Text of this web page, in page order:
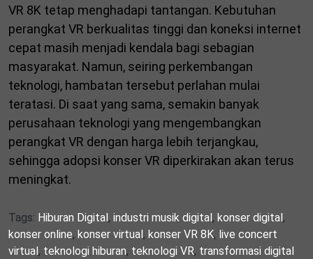
VR 8K tetap menghadapi tantangan. Kebutuhan
perangkat VR berkualitas tinggi dan koneksi internet
cepat masih menjadi kendala bagi sebagian
masyarakat. Namun, seiring perkembangan
teknologi, hambatan tersebut perlahan mulai
teratasi. Di saat yang sama, semakin banyak
perusahaan teknologi yang mengembangkan
perangkat VR dengan harga lebih terjangkau,
sehingga adopsi konser VR diperkirakan akan terus
meningkat.
Tags: Hiburan Digital , industri musik digital , konser digital ,
konser online, konser virtual , konser VR 8K, live concert
virtual , teknologi hiburan, teknologi VR, transformasi digital